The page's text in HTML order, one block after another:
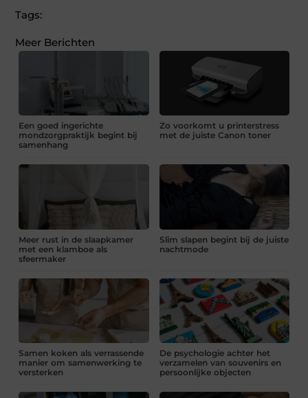
Tags:
Meer Berichten
Een goed ingerichte
mondzorgpraktijk begint bij
samenhang
Zo voorkomt u printerstress
met de juiste Canon toner
Meer rust in de slaapkamer
met een klamboe als
sfeermaker
Slim slapen begint bij de juiste
nachtmode
Samen koken als verrassende
manier om samenwerking te
versterken
De psychologie achter het
verzamelen van souvenirs en
persoonlijke objecten